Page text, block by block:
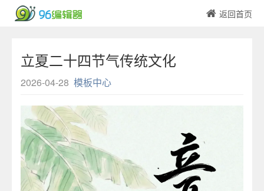
返回首页
立夏二十四节气传统文化
2026-04-28 模板中心